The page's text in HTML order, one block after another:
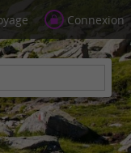
Connexion